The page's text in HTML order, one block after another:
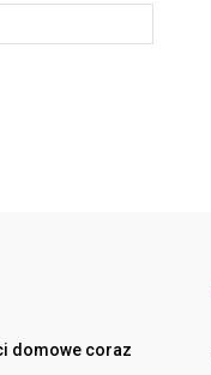
domowe coraz